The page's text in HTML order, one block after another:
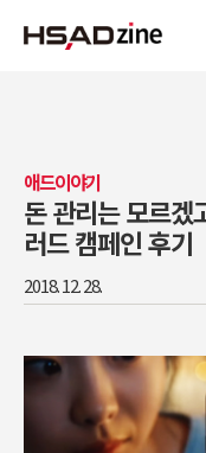
애드이야기
돈 관리는 모르겠
러드 캠페인 후기
2018. 12. 28.